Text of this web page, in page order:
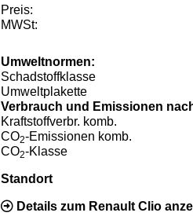
Preis:
MWSt:
Umweltnormen:
Schadstoffklasse
Umweltplakette
Verbrauch und Emissionen
Kraftstoffverbr. komb.
CO2-Emissionen komb.
CO2-Klasse
Standort
Details zum Renault Clio